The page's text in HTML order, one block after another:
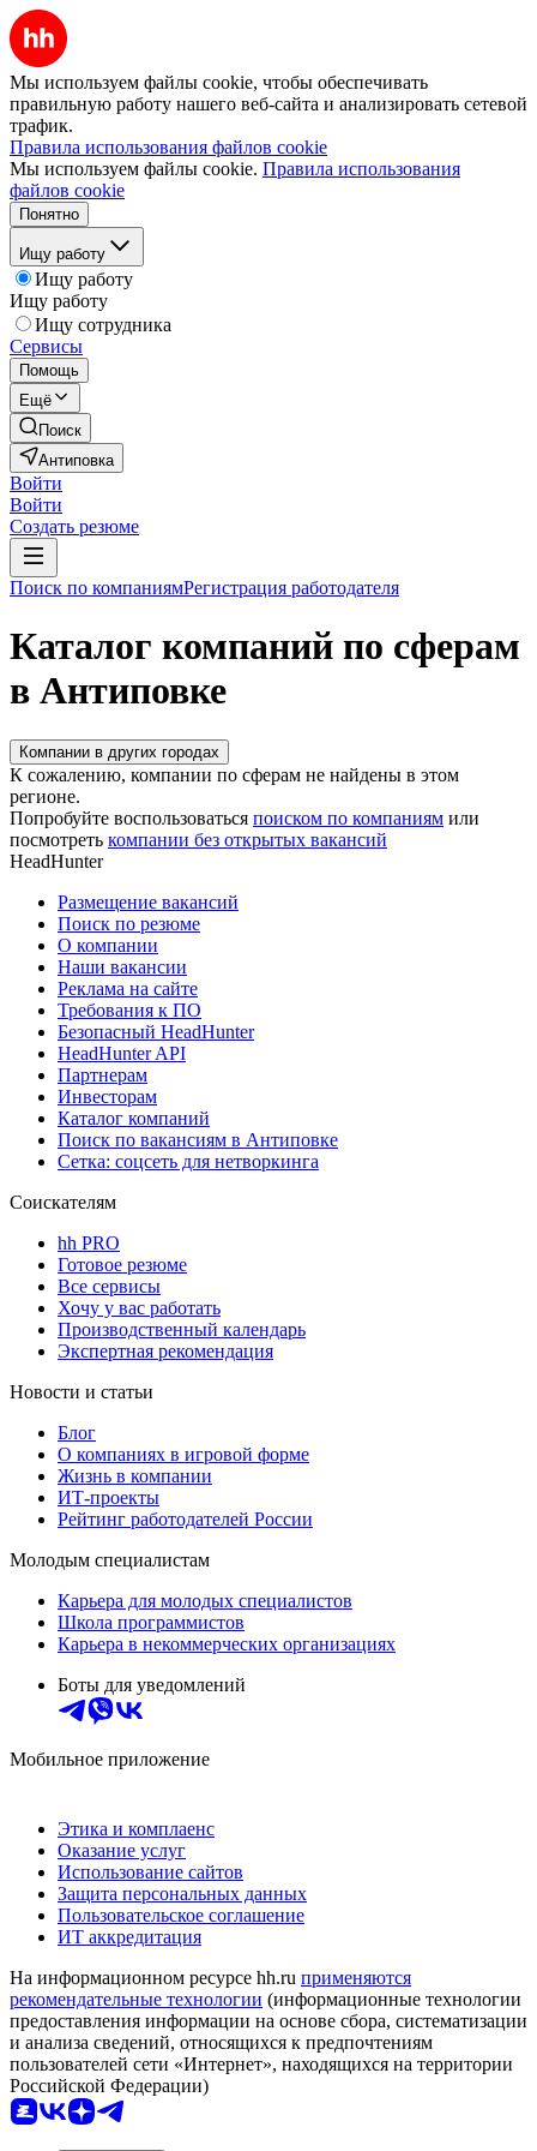
Мы используем файлы cookie, чтобы обеспечивать
правильную работу нашего веб-сайта и анализировать сетевой
трафик.
Правила использования файлов cookie
Мы используем файлы cookie. Правила использования
файлов cookie
Понятно
Ищу работу
Ищу работу
Ищу работу
Ищу сотрудника
Сервисы
Помощь
Ещё
Поиск
Антиповка
Войти
Войти
Создать резюме
Поиск по компаниямРегистрация работодателя
Каталог компаний по сферам
в Антиповке
Компании в других городах
К сожалению, компании по сферам не найдены в этом
регионе.
Попробуйте воспользоваться поиском по компаниям или
посмотреть компании без открытых вакансий
HeadHunter
Размещение вакансий
Поиск по резюме
О компании
Наши вакансии
Реклама на сайте
Требования к ПО
Безопасный HeadHunter
HeadHunter API
Партнерам
Инвесторам
Каталог компаний
Поиск по вакансиям в Антиповке
Сетка: соцсеть для нетворкинга
Соискателям
hh PRO
Готовое резюме
Все сервисы
Хочу у вас работать
Производственный календарь
Экспертная рекомендация
Новости и статьи
Блог
О компаниях в игровой форме
Жизнь в компании
ИТ-проекты
Рейтинг работодателей России
Молодым специалистам
Карьера для молодых специалистов
Школа программистов
Карьера в некоммерческих организациях
Боты для уведомлений
Мобильное приложение
Этика и комплаенс
Оказание услуг
Использование сайтов
Защита персональных данных
Пользовательское соглашение
ИТ аккредитация
На информационном ресурсе hh.ru применяются
рекомендательные технологии (информационные технологии
предоставления информации на основе сбора, систематизации
и анализа сведений, относящихся к предпочтениям
пользователей сети «Интернет», находящихся на территории
Российской Федерации)